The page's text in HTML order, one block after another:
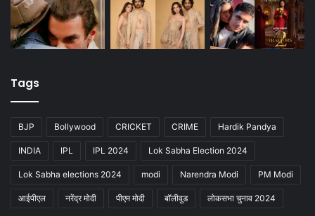
Tags
BJP Bollywood CRICKET CRIME Hardik Pandya
INDIA IPL IPL 2024 Lok Sabha Election 2024
Lok Sabha elections 2024 modi Narendra Modi PM Modi
आईपीएल नरेंद्र मोदी पीएम मोदी बॉलीवुड लोकसभा चुनाव 2024